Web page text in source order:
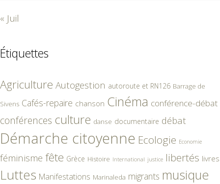
« Juil
Étiquettes
Agriculture Autogestion autoroute et RN126 Barrage de
Sivens Cafés-repaire chanson Cinéma conférence-débat
conférences culture danse documentaire débat
Démarche citoyenne Ecologie Economie
féminisme fête Grèce Histoire International justice libertés livres
Luttes Manifestations Marinaleda migrants musique